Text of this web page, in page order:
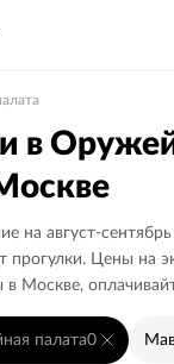
в
на август-
прогулки. Цены на
в Москве,
палата0